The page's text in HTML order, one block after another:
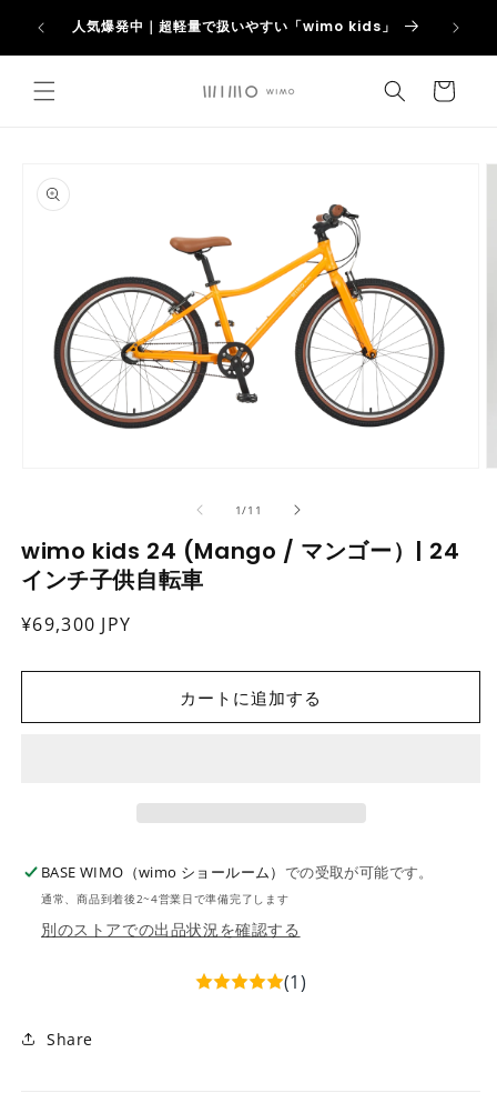
ンツに
トレッ 人気爆発中｜超軽量で扱いやすい「wimo kids」
カ
ー
報にス
キップ
で
メ
デ
ィ
ア
を
1/の
11
wimo kids 24 (Mango / マンゴー）| 24
インチ子供自転車
通
価
¥69,300 JPY
カートに追加する
BASE WIMO（wimo ショールーム） での受取が可能です。
通常、商品到着後2~4営業日で準備完了します
別のストアでの出品状況を確認する
(1)
Share